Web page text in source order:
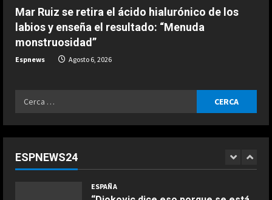
Mar Ruiz se retira el ácido hialurónico de los
labios y enseña el resultado: “Menuda
monstruosidad”
Espnews Agosto 6, 2026
Ricerca
ESPNEWS24
Agosto 7, 2026
ESPAÑA
Dura reflexión de Briatore sobre
Aston Martin: “Tienen al mejor
1
ESPAÑA
Ensalada de espinacas deliciosa